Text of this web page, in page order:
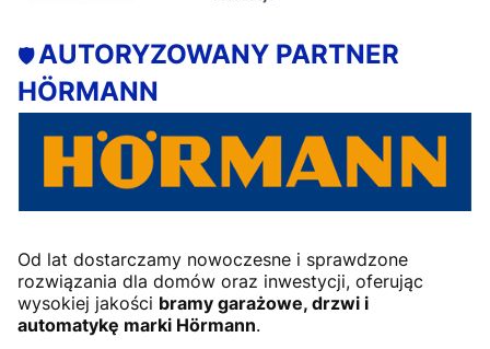
🛡️AUTORYZOWANY PARTNER
HÖRMANN
Od lat dostarczamy nowoczesne i sprawdzone
rozwiązania dla domów oraz inwestycji, oferując
wysokiej jakości bramy garażowe, drzwi i
automatykę marki Hörmann.